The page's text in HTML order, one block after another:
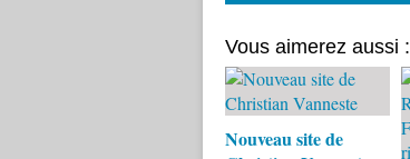
Vous aimerez aussi :
Nouveau site de